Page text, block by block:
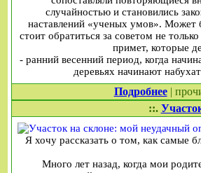
случайностью и становились
наставлений «ученых умов». Может
стоит обратиться за советом не
примет, которые
- ранний весенний период, когда
деревьях начинают
Подробнее|
::.
Я хочу рассказать о том, как самые
Много лет назад, когда мои